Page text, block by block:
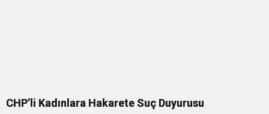
CHP’li Kadınlara Hakarete Suç Duyurusu